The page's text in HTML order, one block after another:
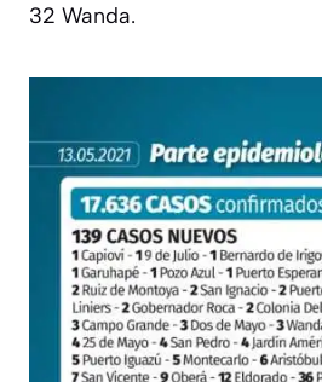
32 Wanda.